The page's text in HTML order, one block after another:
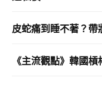
皮蛇痛到睡不著？帶
《主流觀點》韓國